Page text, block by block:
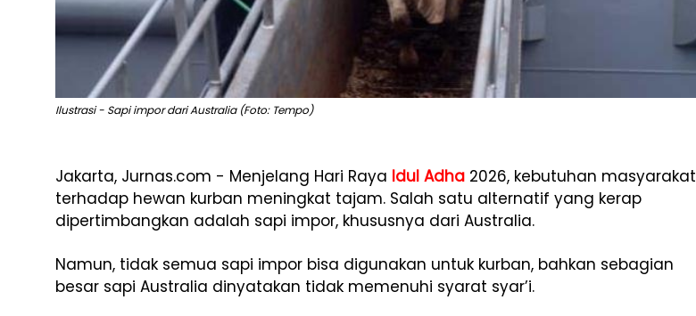
Ilustrasi - Sapi impor dari Australia (Foto: Tempo)
Jakarta, Jurnas.com - Menjelang Hari Raya Idul Adha 2026, kebutuhan masyarakat
terhadap hewan kurban meningkat tajam. Salah satu alternatif yang kerap
dipertimbangkan adalah sapi impor, khususnya dari Australia.
Namun, tidak semua sapi impor bisa digunakan untuk kurban, bahkan sebagian
besar sapi Australia dinyatakan tidak memenuhi syarat syar’i.